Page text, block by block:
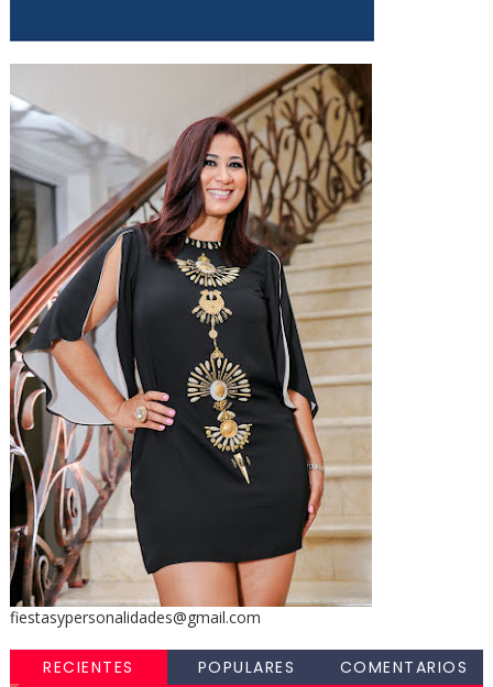
fiestasypersonalidades@gmail.com
RECIENTES POPULARES COMENTARIOS